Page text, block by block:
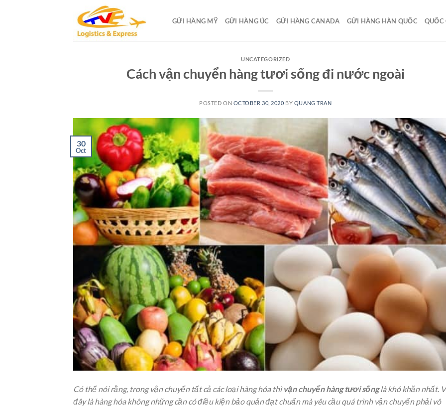
GỬI HÀNG MỸ GỬI HÀNG ÚC GỬI HÀNG CANADA GỬI HÀNG HÀN QUỐC QUỐC
UNCATEGORIZED
Cách vận chuyển hàng tươi sống đi nước ngoài
POSTED ON OCTOBER 30, 2020 BY QUANG TRAN
30
Oct
Có thể nói rằng, trong vận chuyển tất cả các loại hàng hóa thìvận chuyển hàng tươi sốnglà khó khăn nhất.
đây là hàng hóa không những cần có điều kiện bảo quản đạt chuẩn mà yêu cầu quá trình vận chuyển phải vô